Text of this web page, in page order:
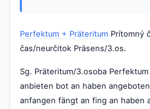
Perfektum + Präteritum Prítomný
čas/neurčitok Präsens/3.os.
Sg. Präteritum/3.osoba
anbieten bot an haben
anfangen fängt an fing an haben